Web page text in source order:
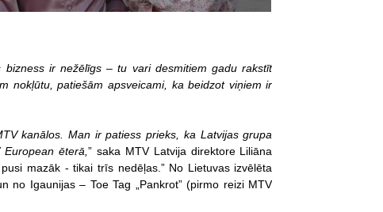
bizness ir nežēlīgs – tu vari desmitiem gadu rakstīt
nokļūtu, patiešām apsveicami, ka beidzot viņiem ir
kanālos. Man ir patiess prieks, ka Latvijas grupa
European ēterā,” saka MTV Latvija direktore Liliāna
mazāk - tikai trīs nedēļas.” No Lietuvas izvēlēta
no Igaunijas – Toe Tag „Pankrot” (pirmo reizi MTV